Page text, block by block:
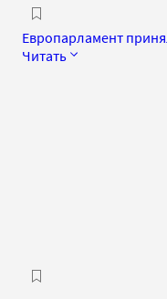
Европарламент
Читать